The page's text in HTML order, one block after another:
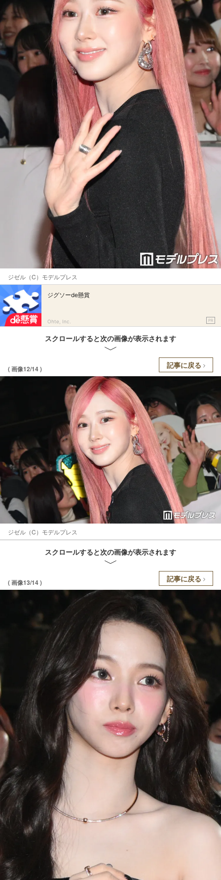
ジゼル（C）モデルプレス
ジグソーde懸賞
Ohte, Inc. PR
スクロールすると次の画像が表示されます
( 画像12/14 ) 記事に戻る
ジゼル（C）モデルプレス
スクロールすると次の画像が表示されます
( 画像13/14 ) 記事に戻る